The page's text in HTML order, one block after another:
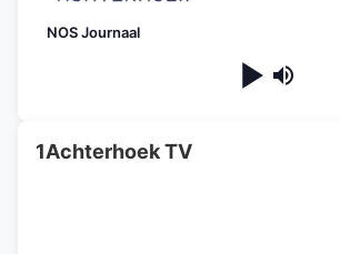
NOS Journaal
1Achterhoek TV